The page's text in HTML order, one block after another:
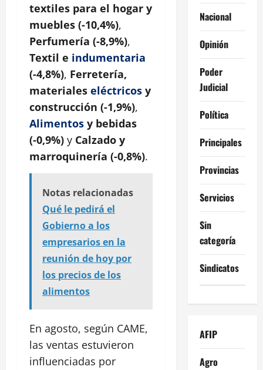
textiles para el hogar y
muebles (-10,4%),
Perfumería (-8,9%),
Textil e indumentaria
(-4,8%), Ferretería,
materiales eléctricos y
construcción (-1,9%),
Alimentos y bebidas
(-0,9%) y Calzado y
marroquinería (-0,8%).
Notas relacionadas
Qué le pedirá el
Gobierno a los
empresarios en la
reunión de hoy por
los precios de los
alimentos
En agosto, según CAME,
las ventas estuvieron
influenciadas por
Nacional
Opinión
Poder
Judicial
Política
Principales
Provincias
Servicios
Sin
categoría
Sindicatos
AFIP
Agro